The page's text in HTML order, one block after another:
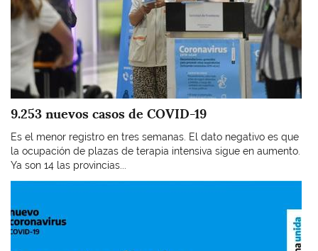
9.253 nuevos casos de COVID-19
Es el menor registro en tres semanas. El dato negativo es que
la ocupación de plazas de terapia intensiva sigue en aumento.
Ya son 14 las provincias...